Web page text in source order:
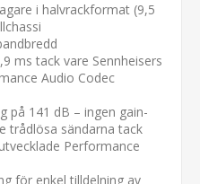
i halvrackformat (9,5
ms tack vare Sennheisers
Audio Codec
på 141 dB – ingen gain-
trådlösa sändarna tack
Performance
för enkel tilldelning av